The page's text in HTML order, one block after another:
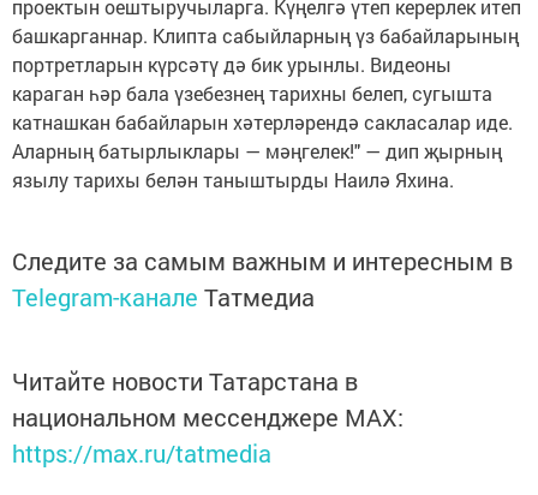
проектын оештыручыларга. Күңелгә үтеп керерлек итеп
башкарганнар. Клипта сабыйларның үз бабайларының
портретларын күрсәтү дә бик урынлы. Видеоны
караган һәр бала үзебезнең тарихны белеп, сугышта
катнашкан бабайларын хәтерләрендә сакласалар иде.
Аларның батырлыклары — мәңгелек!" — дип җырның
язылу тарихы белән таныштырды Наилә Яхина.
Следите за самым важным и интересным в
Telegram-канале Татмедиа
Читайте новости Татарстана в
национальном мессенджере MАХ:
https://max.ru/tatmedia